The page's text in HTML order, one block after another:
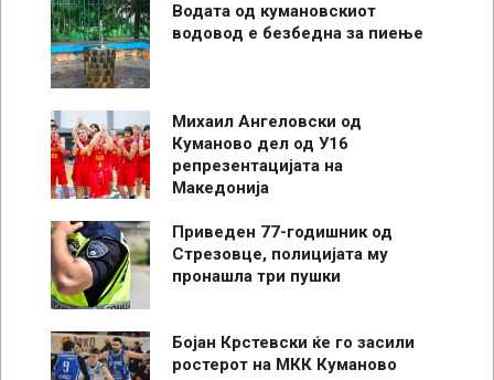
Водата од кумановскиот
водовод е безбедна за пиење
Михаил Ангеловски од
Куманово дел од У16
репрезентацијата на
Македонија
Приведен 77-годишник од
Стрезовце, полицијата му
пронашла три пушки
Бојан Крстевски ќе го засили
ростерот на МКК Куманово